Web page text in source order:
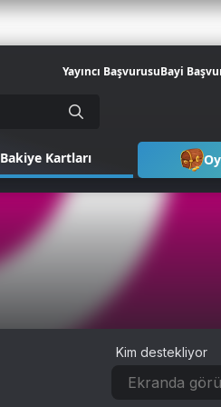
Yayıncı BaşvurusuBayi
Bakiye Kartları
Kim destekliyor